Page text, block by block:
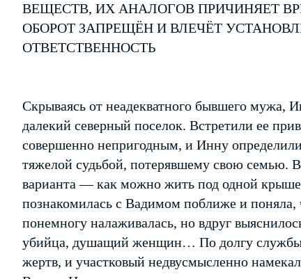
ВЕЩЕСТВ, ИХ АНАЛОГОВ ПРИЧИНЯЕТ
ОБОРОТ ЗАПРЕЩЁН И ВЛЕЧЁТ
ОТВЕТСТВЕННОСТЬ
Скрываясь от неадекватного бывшего мужа,
далекий северный поселок. Встретили ее
совершенно непригодным, и Инну
тяжелой судьбой, потерявшему свою семью.
варианта — как можно жить под одной
познакомилась с Вадимом поближе и поняла,
понемногу налаживалась, но вдруг
убийца, душащий женщин… По долгу службы
жертв, и участковый недвусмысленно